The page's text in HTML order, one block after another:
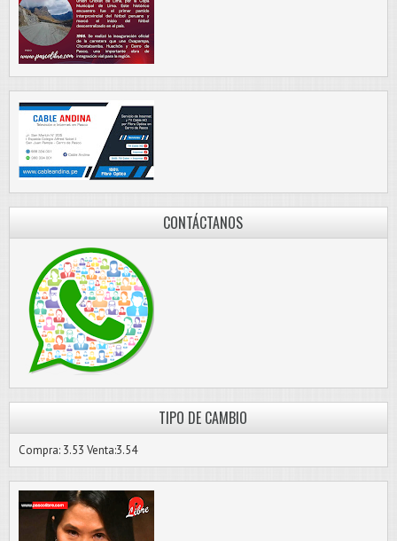
CONTÁCTANOS
TIPO DE CAMBIO
Compra: 3.53 Venta:3.54